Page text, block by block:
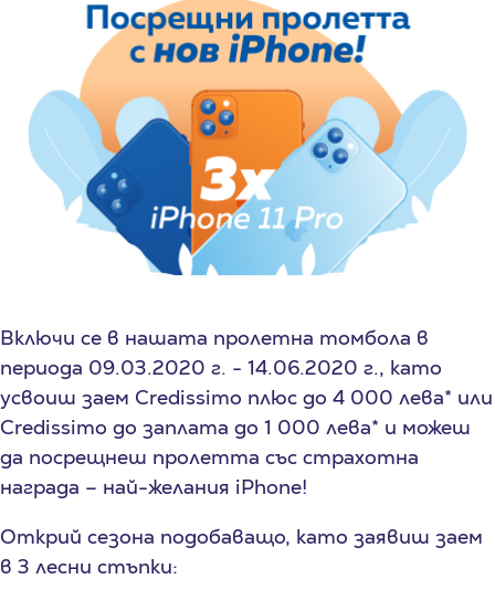
Включи се в нашата пролетна томбола в
периода 09.03.2020 г. - 14.06.2020 г., като
усвоиш заем Credissimo плюс до 4 000 лева* или
Credissimo до заплата до 1 000 лева* и можеш
да посрещнеш пролетта със страхотна
награда – най-желания iPhone!
Открий сезона подобаващо, като заявиш заем
в 3 лесни стъпки: